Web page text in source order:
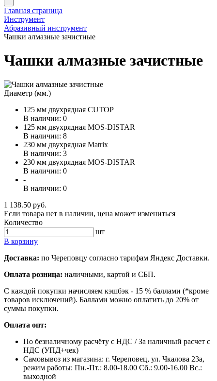
Главная страница
Инструмент
Абразивный инструмент
Чашки алмазные зачистные
Чашки алмазные зачистные
Диаметр (мм.)
125 мм двухрядная CUTOP
В наличии: 0
125 мм двухрядная MOS-DISTAR
В наличии: 8
230 мм двухрядная Matrix
В наличии: 3
230 мм двухрядная MOS-DISTAR
В наличии: 0
-
В наличии: 0
1 138.50 руб.
Если товара нет в наличии, цена может измениться
Количество
шт
В корзину
Доставка: по Череповцу согласно тарифам Яндекс Доставки.
Оплата розница: наличными, картой и СБП.
С каждой покупки начисляем кэшбэк - 15 % баллами (*кроме
товаров исключений). Баллами можно оплатить до 20% от
суммы покупки.
Оплата опт:
По безналичному расчёту с НДС / За наличный расчет с
НДС (УПД+чек)
Самовывоз из магазина: г. Череповец, ул. Чкалова 23а,
режим работы: Пн.-Пт.: 8.00-18.00 Сб.: 9.00-16.00 Вс.:
выходной